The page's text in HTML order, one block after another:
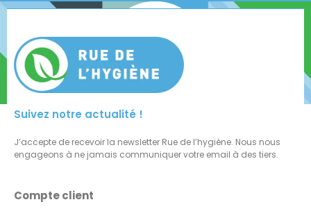
Suivez notre actualité !
J’accepte de recevoir la newsletter Rue de l’hygiène. Nous nous
engageons à ne jamais communiquer votre email à des tiers.
Compte client